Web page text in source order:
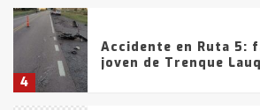
4
Accidente en Ruta 5:
joven de Trenque